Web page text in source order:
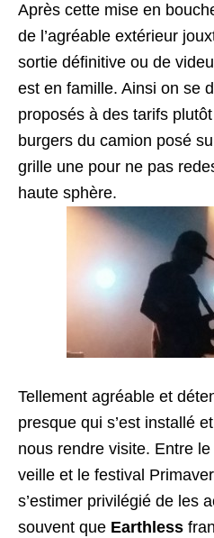
Après cette mise en
de l’agréable extérieur
sortie définitive ou de
est en famille. Ainsi on se
proposés à des tarifs
burgers du camion posé
grille une pour ne pas
haute sphère.
Tellement agréable et
presque qui s’est installé
nous rendre visite. Entre
veille et le festival
s’estimer privilégié de les
souvent que Earthless